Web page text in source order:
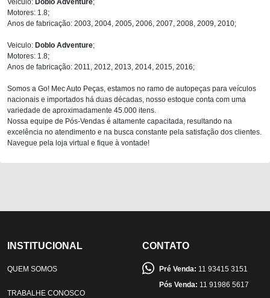
Motores: 1.8;
Anos de fabricação: 2003, 2004, 2005, 2006, 2007, 2008, 2009, 2010;
Veiculo: Doblo Adventure;
Motores: 1.8;
Anos de fabricação: 2011, 2012, 2013, 2014, 2015, 2016;
Somos a Go! Mec Auto Peças, estamos no ramo de autopeças para veículos
nacionais e importados há duas décadas, nosso estoque conta com uma
variedade de aproximadamente 45.000 itens.
Nossa equipe de Pós-Vendas é altamente capacitada, resultando na
excelência no atendimento e na busca constante pela satisfação dos clientes.
Navegue pela loja virtual e fique à vontade!
INSTITUCIONAL
QUEM SOMOS
TRABALHE CONOSCO
CONTATO
Pré Venda: 11 93415 3151
Pós Venda: 11 91986 5617